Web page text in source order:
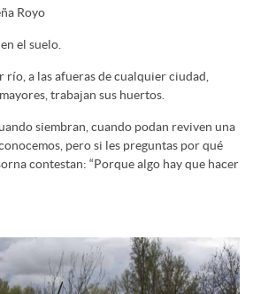
Royo
el suelo.
a las afueras de cualquier ciudad,
trabajan sus huertos.
siembran, cuando podan reviven una
pero si les preguntas por qué
contestan: “Porque algo hay que hacer